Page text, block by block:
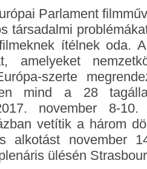
Parlament
társadalmi
ítélnek oda.
amelyeket
szerte
mind a 28
november 8-
vetítik a három
alkotást november
ülésén